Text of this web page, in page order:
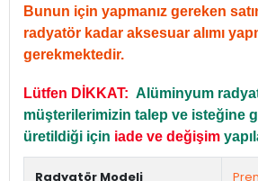
Bunun için yapmanız gereken
radyatör kadar aksesuar alımı
gerekmektedir.
Lütfen DİKKAT: Alüminyum
müşterilerimizin talep ve isteğine
üretildiği için iade ve değişim
Radyatör Modeli